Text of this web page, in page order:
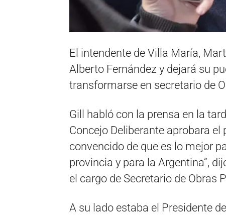
El intendente de Villa María,
Alberto Fernández y dejará su
transformarse en secretario de
Gill habló con la prensa en la
Concejo Deliberante aprobara el
convencido de que es lo mejor
provincia y para la Argentina”,
el cargo de Secretario de Obras
A su lado estaba el Presidente